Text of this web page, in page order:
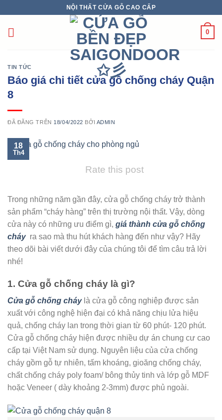
nội
NỘI THẤT CỬA GỖ CAO CẤP
0
TIN TỨC
Báo giá chi tiết cửa gỗ chống cháy Quận
8
ĐÃ ĐĂNG TRÊN 18/04/2022 BỞI ADMIN
18
Th4
Rate this post
Trong những năm gần đây, cửa gỗ chống cháy trở thành
sản phẩm “cháy hàng” trên thị trường nội thất. Vậy, dòng
cửa này có những ưu điểm gì, giá thành cửa gỗ chống
cháy ra sao mà thu hút khách hàng đến như vậy? Hãy
theo dõi bài viết dưới đây của chúng tôi để tìm câu trả lời
nhé!
1. Cửa gỗ chống cháy là gì?
Cửa gỗ chống cháylà cửa gỗ công nghiệp được sản
xuất với công nghệ hiện đại có khả năng chịu lửa hiệu
quả, chống cháy lan trong thời gian từ 60 phút- 120 phút.
Cửa gỗ chống cháy hiện được nhiều dự án chung cư cao
cấp tại Việt Nam sử dụng. Nguyên liệu của cửa chống
cháy gồm gỗ tự nhiên, tấm khoáng, gioăng chống cháy,
chất chống cháy poly foam/ bông thủy tinh và lớp gỗ MDF
hoặc Veneer ( dày khoảng 2-3mm) được phủ ngoài.